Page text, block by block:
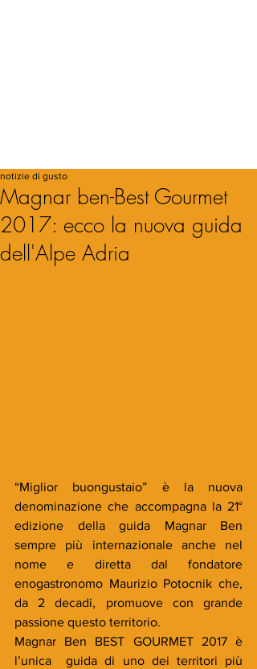
Magnar ben-Best Gourmet
2017: ecco la nuova guida
dell'Alpe Adria
notizie di gusto
“Miglior buongustaio” è la nuova
denominazione che accompagna la 21°
edizione della guida Magnar Ben
sempre più internazionale anche nel
nome e diretta dal fondatore
enogastronomo Maurizio Potocnik che,
da 2 decadi, promuove con grande
passione questo territorio.
Magnar Ben BEST GOURMET 2017 è
l’unica  guida di uno dei territori più